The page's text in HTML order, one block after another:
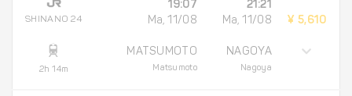
SHINANO 24
2h 14m
19:07
Ma, 11/08
MATSUMOTO
Matsumoto
21:21
Ma, 11/08
NAGOYA
Nagoya
¥ 5,610